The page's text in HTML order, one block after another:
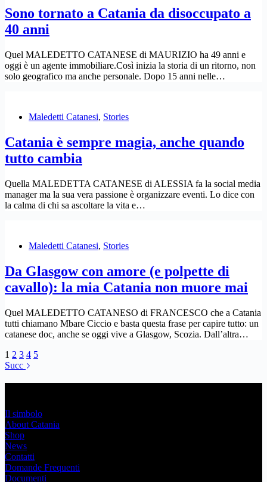
Sono tornato a Catania da disoccupato a
40 anni
Quel MALEDETTO CATANESE di MAURIZIO ha 49 anni e
oggi è un agente immobiliare.Così inizia la storia di un ritorno, non
solo geografico ma anche personale. Dopo 15 anni nelle…
Maledetti Catanesi, Stories
Catania è sempre magia, anche quando
tutto cambia
Quella MALEDETTA CATANESE di ALESSIA fa la social media
manager ma la sua vera passione è organizzare eventi. Lo dice con
la calma di chi sa ascoltare la vita e…
Maledetti Catanesi, Stories
Da Glasgow con amore (e polpette di
cavallo): la mia Catania non muore mai
Quel MALEDETTO CATANESO di FRANCESCO che a Catania
tutti chiamano Mbare Ciccio e basta questa frase per capire tutto: un
catanese doc, anche se oggi vive a Glasgow, Scozia. Dall’altra…
1 2 3 4 5
Succ
Il simbolo
About Catania
Shop
News
Contatti
Domande Frequenti
Documenti